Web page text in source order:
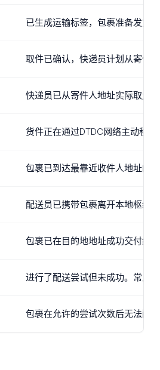
已生成运输标签，包裹准备发货
取件已确认，快递员计划从寄件
快递员已从寄件人地址实际取走
货件正在通过DTDC网络主动移
包裹已到达最靠近收件人地址的
配送员已携带包裹离开本地枢纽
包裹已在目的地地址成功交付给
进行了配送尝试但未成功。常见
包裹在允许的尝试次数后无法配